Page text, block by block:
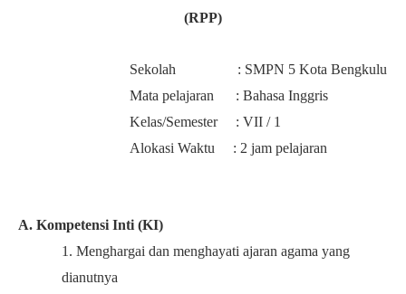
(RPP)
Sekolah : SMPN 5 Kota Bengkulu
Mata pelajaran : Bahasa Inggris
Kelas/Semester : VII / 1
Alokasi Waktu : 2 jam pelajaran
A. Kompetensi Inti (KI)
1. Menghargai dan menghayati ajaran agama yang
dianutnya